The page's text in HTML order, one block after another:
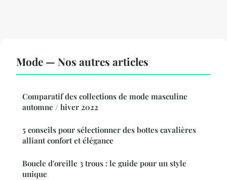
Mode — Nos autres articles
Comparatif des collections de mode masculine
automne / hiver 2022
5 conseils pour sélectionner des bottes cavalières
alliant confort et élégance
Boucle d'oreille 3 trous : le guide pour un style
unique